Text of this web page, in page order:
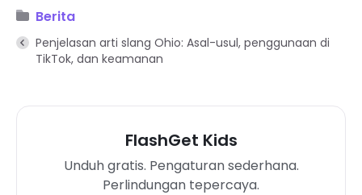
Berita
Penjelasan arti slang Ohio: Asal-usul, penggunaan di
TikTok, dan keamanan
FlashGet Kids
Unduh gratis. Pengaturan sederhana.
Perlindungan tepercaya.